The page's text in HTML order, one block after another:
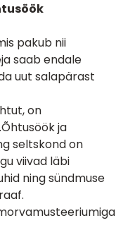
pakub nii
saab endale
uut salapärast
on
ja
seltskond on
viivad läbi
ning sündmuse